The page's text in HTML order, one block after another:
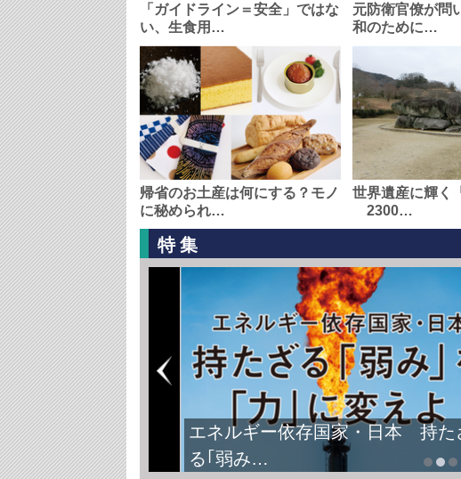
「ガイドライン＝安全」ではな
い、生食用…
元防衛官僚が問
和のために…
帰省のお土産は何にする？モノ
に秘められ…
世界遺産に輝く
2300…
特集
エネルギー依存国家・日本 持た
る｢弱み…